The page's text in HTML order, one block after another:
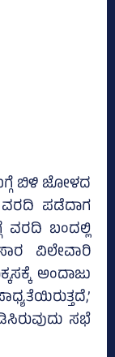
ಬಿಳಿ ಜೋಳದ
ಪಡೆದಾಗ
ವರದಿ ಬಂದಲ್ಲಿ
ವಿಲೇವಾರಿ
ಅಂದಾಜು
ಸಭೆ